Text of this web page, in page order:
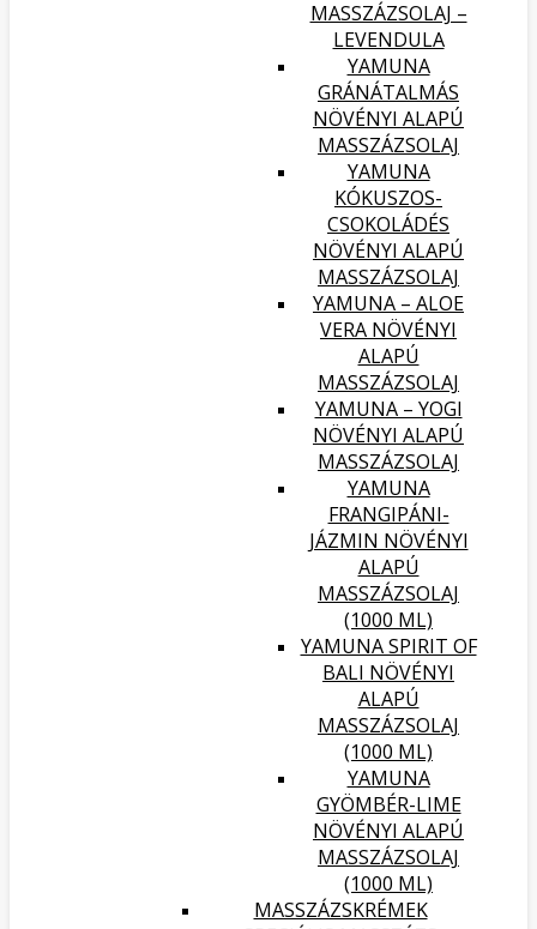
MASSZÁZSOLAJ –
LEVENDULA
YAMUNA
GRÁNÁTALMÁS
NÖVÉNYI ALAPÚ
MASSZÁZSOLAJ
YAMUNA
KÓKUSZOS-
CSOKOLÁDÉS
NÖVÉNYI ALAPÚ
MASSZÁZSOLAJ
YAMUNA – ALOE
VERA NÖVÉNYI
ALAPÚ
MASSZÁZSOLAJ
YAMUNA – YOGI
NÖVÉNYI ALAPÚ
MASSZÁZSOLAJ
YAMUNA
FRANGIPÁNI-
JÁZMIN NÖVÉNYI
ALAPÚ
MASSZÁZSOLAJ
(1000 ML)
YAMUNA SPIRIT OF
BALI NÖVÉNYI
ALAPÚ
MASSZÁZSOLAJ
(1000 ML)
YAMUNA
GYÖMBÉR-LIME
NÖVÉNYI ALAPÚ
MASSZÁZSOLAJ
(1000 ML)
MASSZÁZSKRÉMEK